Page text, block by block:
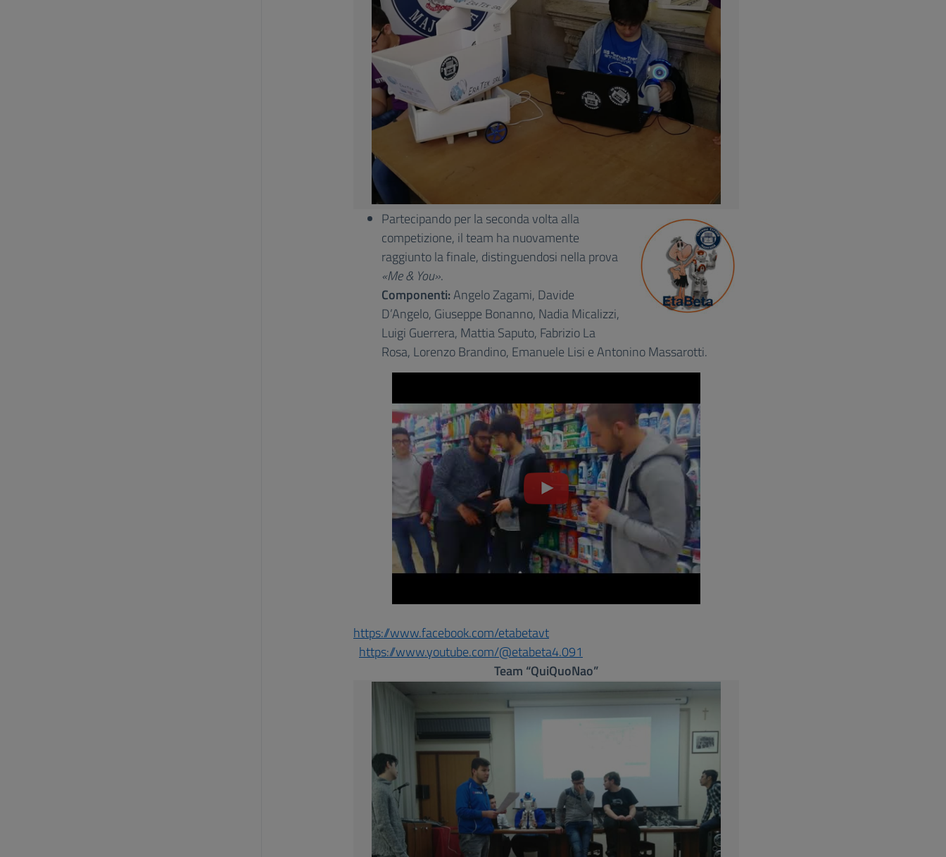
Partecipando per la seconda volta alla
competizione, il team ha nuovamente
raggiunto la finale, distinguendosi nella prova
«Me & You».
Componenti:Angelo Zagami, Davide
D’Angelo, Giuseppe Bonanno, Nadia Micalizzi,
Luigi Guerrera, Mattia Saputo, Fabrizio La
Rosa, Lorenzo Brandino, Emanuele Lisi e Antonino Massarotti.
https://www.facebook.com/etabetavt
https://www.youtube.com/@etabeta4.091
Team “QuiQuoNao”